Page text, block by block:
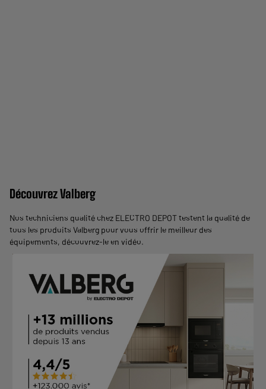
Découvrez Valberg
Nos techniciens qualité chez ELECTRO DEPOT testent la qualité de
tous les produits Valberg pour vous offrir le meilleur des
équipements, découvrez-le en vidéo.